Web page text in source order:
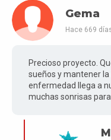
Gema
Hace 669
Precioso proyecto.
sueños y mantener
enfermedad llega a
muchas sonrisas